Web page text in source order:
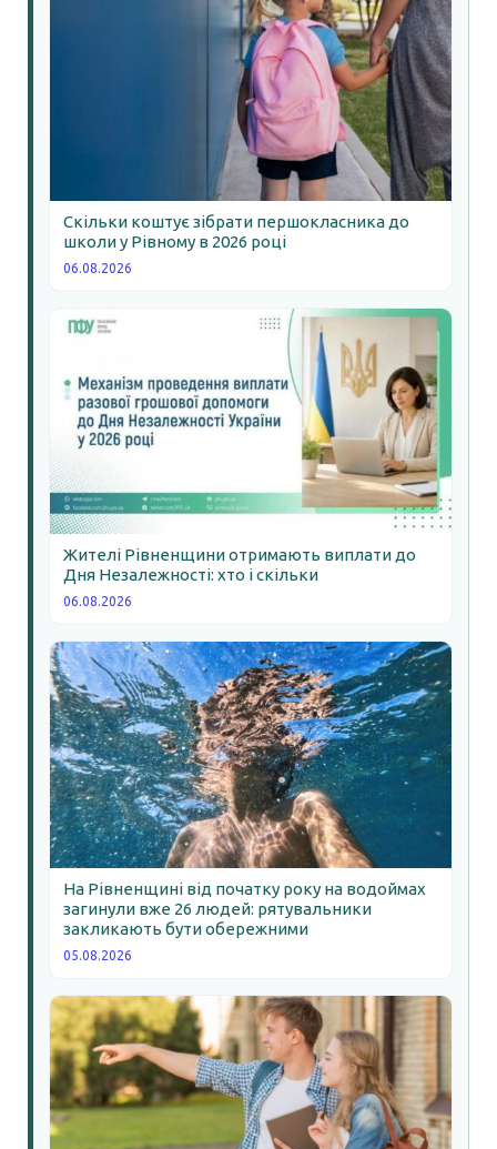
Скільки коштує зібрати першокласника до
школи у Рівному в 2026 році
06.08.2026
Жителі Рівненщини отримають виплати до
Дня Незалежності: хто і скільки
06.08.2026
На Рівненщині від початку року на водоймах
загинули вже 26 людей: рятувальники
закликають бути обережними
05.08.2026